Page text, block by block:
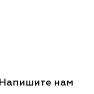
Напишите нам